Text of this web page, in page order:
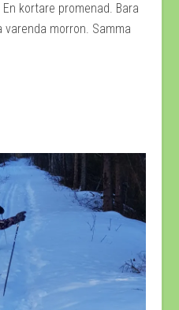
kortare promenad. Bara
morron. Samma